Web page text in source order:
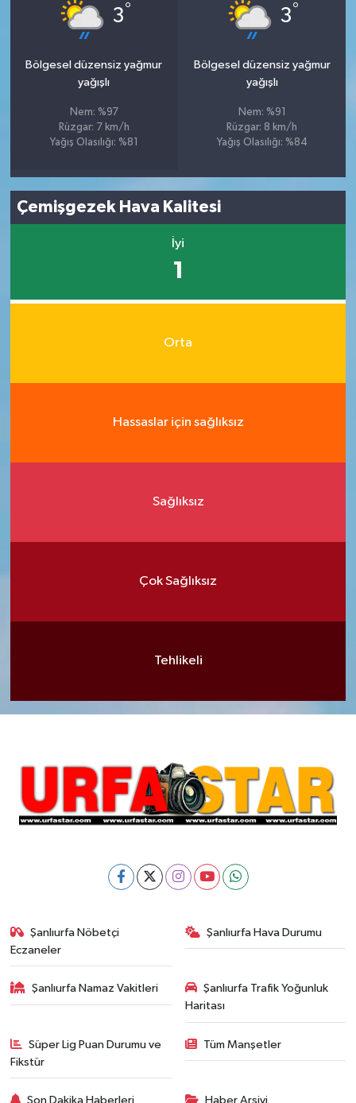
3°
Bölgesel düzensiz yağmur
yağışlı
Nem: %97
Rüzgar: 7 km/h
Yağış Olasılığı: %81
3°
Bölgesel düzensiz yağmur
yağışlı
Nem: %91
Rüzgar: 8 km/h
Yağış Olasılığı: %84
Çemişgezek Hava Kalitesi
İyi
1
Orta
Hassaslar için sağlıksız
Sağlıksız
Çok Sağlıksız
Tehlikeli
Şanlıurfa Nöbetçi
Eczaneler
Şanlıurfa Hava Durumu
Şanlıurfa Namaz Vakitleri
Şanlıurfa Trafik Yoğunluk
Haritası
Süper Lig Puan Durumu ve
Fikstür
Tüm Manşetler
Son Dakika Haberleri Haber Arşivi